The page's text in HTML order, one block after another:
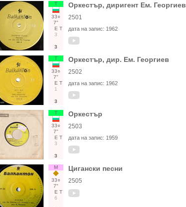
Т
33○
7"
Е Т
3
3
Оркестър, диригент Ем. Георгиев
2501
дата на запис: 1962
Т
33○
7"
Е Т
1
3
Оркестър, дир. Ем. Георгиев
2502
дата на запис: 1962
Т
33○
7"
Е Т
3
3
Оркестър
2503
дата на запис: 1959
М
33○
7"
Е Т
6
Цигански песни
2505